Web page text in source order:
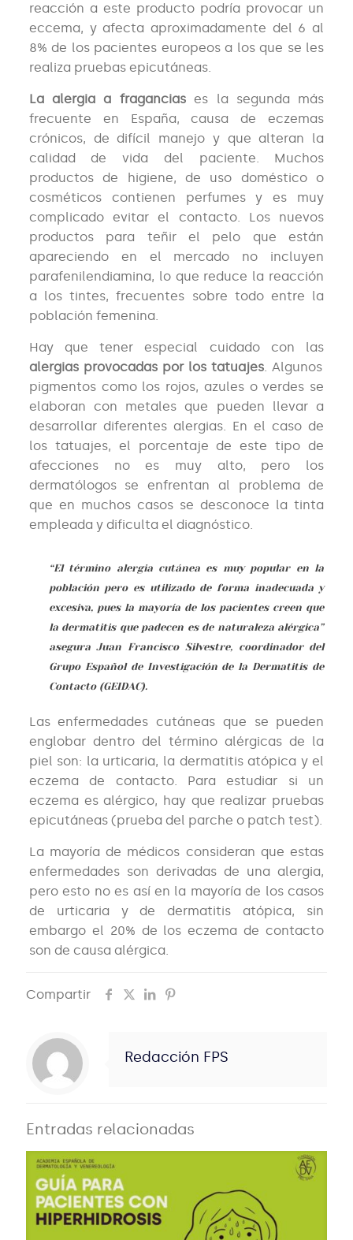
reacción a este producto podría provocar un
eccema, y afecta aproximadamente del 6 al
8% de los pacientes europeos a los que se les
realiza pruebas epicutáneas.
La alergia a fraganciases la segunda más
frecuente en España, causa de eczemas
crónicos, de difícil manejo y que alteran la
calidad de vida del paciente. Muchos
productos de higiene, de uso doméstico o
cosméticos contienen perfumes y es muy
complicado evitar el contacto. Los nuevos
productos para teñir el pelo que están
apareciendo en el mercado no incluyen
parafenilendiamina, lo que reduce la reacción
a los tintes, frecuentes sobre todo entre la
población femenina.
Hay que tener especial cuidado con las
alergias provocadas por los tatuajes. Algunos
pigmentos como los rojos, azules o verdes se
elaboran con metales que pueden llevar a
desarrollar diferentes alergias. En el caso de
los tatuajes, el porcentaje de este tipo de
afecciones no es muy alto, pero los
dermatólogos se enfrentan al problema de
que en muchos casos se desconoce la tinta
empleada y dificulta el diagnóstico.
“El término alergia cutánea es muy popular en la
población pero es utilizado de forma inadecuada y
excesiva, pues la mayoría de los pacientes creen que
la dermatitis que padecen es de naturaleza alérgica”
asegura Juan Francisco Silvestre, coordinador del
Grupo Español de Investigación de la Dermatitis de
Contacto (GEIDAC).
Las enfermedades cutáneas que se pueden
englobar dentro del término alérgicas de la
piel son: la urticaria, la dermatitis atópica y el
eczema de contacto. Para estudiar si un
eczema es alérgico, hay que realizar pruebas
epicutáneas (prueba del parche o patch test).
La mayoría de médicos consideran que estas
enfermedades son derivadas de una alergia,
pero esto no es así en la mayoría de los casos
de urticaria y de dermatitis atópica, sin
embargo el 20% de los eczema de contacto
son de causa alérgica.
Compartir
Redacción FPS
Entradas relacionadas